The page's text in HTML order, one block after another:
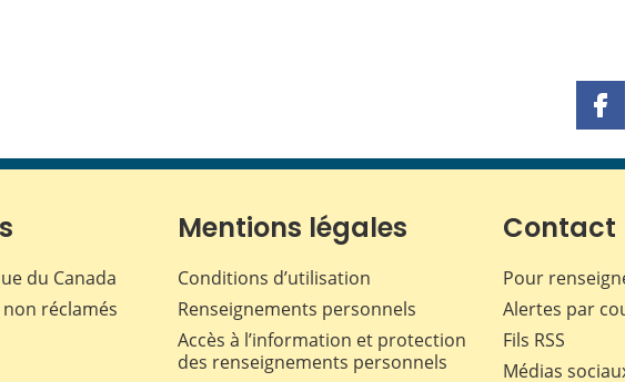
du Canada
réclamés
Mentions légales
Conditions d’utilisation
Renseignements personnels
Accès à l’information et protection
des renseignements personnels
Contact
Pour
Alertes par
Fils RSS
Médias